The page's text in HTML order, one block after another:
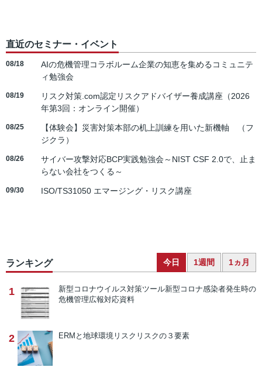
直近のセミナー・イベント
08/18
AIの危機管理コラボルーム企業の知恵を集めるコミュニテ
ィ勉強会
08/19
リスク対策.com認定リスクアドバイザー養成講座（2026
年第3回：オンライン開催）
08/25
【体験会】災害対策本部の机上訓練を用いた新機軸 （フ
ジクラ）
08/26
サイバー攻撃対応BCP実践勉強会～NIST CSF 2.0で、止ま
らない会社をつくる～
09/30 ISO/TS31050 エマージング・リスク講座
ランキング 今日 1週間 1ヵ月
1 新型コロナウイルス対策ツール新型コロナ感染者発生時の
危機管理広報対応資料
2 ERMと地球環境リスク リスクの３要素